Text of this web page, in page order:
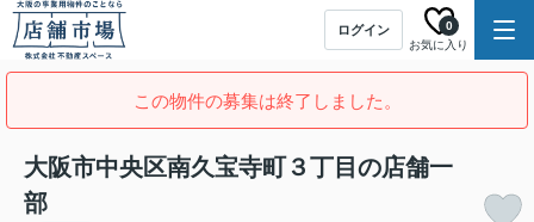
ログイン
お気に入り
0
この物件の募集は終了しました。
大阪市中央区南久宝寺町３丁目の店舗一
部